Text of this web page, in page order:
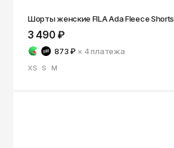
Шорты женские FILA Ada Fleece Shorts
3 490 ₽
873 ₽ × 4платежа
XS S M